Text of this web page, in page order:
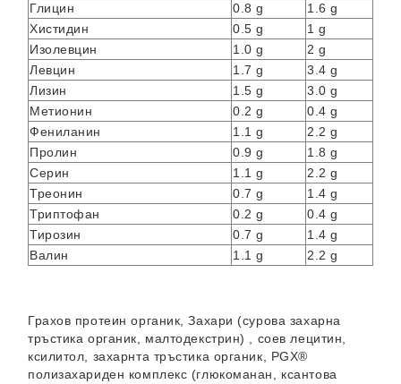
Глицин
0.8 g
1.6 g
Хистидин
0.5 g
1 g
Изолевцин
1.0 g
2 g
Левцин
1.7 g
3.4 g
Лизин
1.5 g
3.0 g
Метионин
0.2 g
0.4 g
Фениланин
1.1 g
2.2 g
Пролин
0.9 g
1.8 g
Серин
1.1 g
2.2 g
Треонин
0.7 g
1.4 g
Триптофан
0.2 g
0.4 g
Тирозин
0.7 g
1.4 g
Валин
1.1 g 2.2 g
Грахов протеин органик, Захари (сурова захарна
тръстика органик, малтодекстрин) , соев лецитин,
ксилитол, захарнта тръстика органик, PGX®
полизахариден комплекс (глюкоманан, ксантова